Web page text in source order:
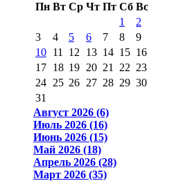
Пн Вт Ср Чт Пт Сб Вс
1
2
3
4 5 6 7 8
9
10 11 12 13 14 15 16
17 18 19 20 21 22 23
24 25 26 27 28 29 30
31
Август 2026 (6)
Июль 2026 (16)
Июнь 2026 (15)
Май 2026 (18)
Апрель 2026 (28)
Март 2026 (35)